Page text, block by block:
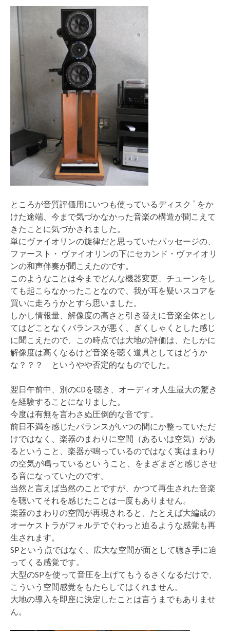
ところが音質評価用にいつも使っているディスク ＊ をか
けた途端、今まで気づかなかった音楽の構造が聞こえて
きたことに気づかされました。
単にヴァイオリンの旋律だと思っていたパッセージの、
ファースト・ ヴァイオリンの下にセカンド・ヴァイオリ
ンの和声伴奏が聞こえたのです。
このようなことは今までどんな機器変更、チューンをし
ても起こらなかったことなので、我が耳を疑いスコアを
買いに走ろうかとすら思いました。
しかし情報量、解像度の高さと引き替えに音楽全体とし
てはどことなくバランスが悪く、ぎくしゃくとした感じ
に聞こえたので、この時点では大地の評価は、たしかに
解像度は高くなるけど音楽を聴く道具としてはどうか
な？？？ というやや否定的なものでした。
翌日午前中、別のCDを聴き、オーディオ人生最大の驚き
を経験することになりました。
今度は有無を言わさぬ圧倒的な音です。
前日不満を感じたバランスがいつの間にか整っていただ
けではなく、楽器のまわりに空間（あるいは空気）があ
るということ、楽器が鳴っているのではなく実はまわり
の空気が鳴っているとい うこと、をまざまざと感じさせ
る音になっていたのです。
当然と言えば当然のことですが、かつて再生された音楽
を聴いてそれを感じたことは一度もありません。
楽器のまわりの空間が再現されると、たとえば大編成の
オーケストラがフォルテでぐわっと迫るような感覚も再
生されます。
SPという点ではなく、広大な空間が面として聴き手に迫
ってくる感覚です。
大型のSPを使って音圧を上げてもうるさくなるだけで、
こういう空間感覚をもたらしてはくれません。
大地の導入を即座に決定したことは言うまでもありませ
ん。